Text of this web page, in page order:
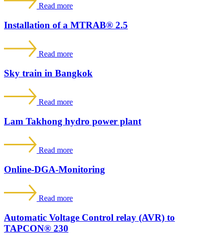
Read more
Installation of a MTRAB® 2.5
Read more
Sky train in Bangkok
Read more
Lam Takhong hydro power plant
Read more
Online-DGA-Monitoring
Read more
Automatic Voltage Control relay (AVR) to
TAPCON® 230